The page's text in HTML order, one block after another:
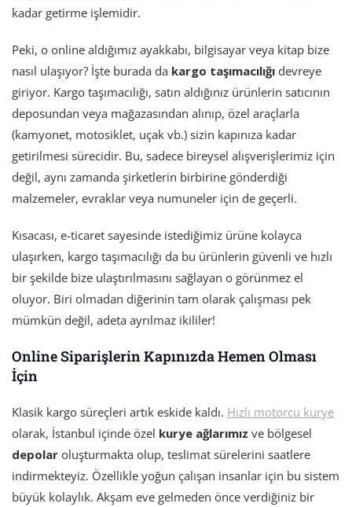
kadar getirme işlemidir.
Peki, o online aldığımız ayakkabı, bilgisayar veya kitap bize
nasıl ulaşıyor? İşte burada da kargo taşımacılığı devreye
giriyor. Kargo taşımacılığı, satın aldığınız ürünlerin satıcının
deposundan veya mağazasından alınıp, özel araçlarla
(kamyonet, motosiklet, uçak vb.) sizin kapınıza kadar
getirilmesi sürecidir. Bu, sadece bireysel alışverişlerimiz için
değil, aynı zamanda şirketlerin birbirine gönderdiği
malzemeler, evraklar veya numuneler için de geçerli.
Kısacası, e-ticaret sayesinde istediğimiz ürüne kolayca
ulaşırken, kargo taşımacılığı da bu ürünlerin güvenli ve hızlı
bir şekilde bize ulaştırılmasını sağlayan o görünmez el
oluyor. Biri olmadan diğerinin tam olarak çalışması pek
mümkün değil, adeta ayrılmaz ikililer!
Online Siparişlerin Kapınızda Hemen Olması
İçin
Klasik kargo süreçleri artık eskide kaldı. Hızlı motorcu kurye
olarak, İstanbul içinde özel kurye ağlarımız ve bölgesel
depolar oluşturmakta olup, teslimat sürelerini saatlere
indirmekteyiz. Özellikle yoğun çalışan insanlar için bu sistem
büyük kolaylık. Akşam eve gelmeden önce verdiğiniz bir